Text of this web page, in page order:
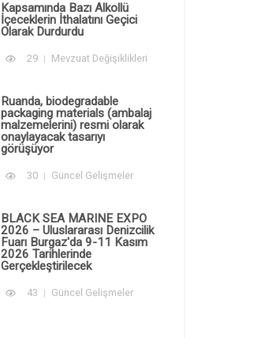
Kapsamında Bazı Alkollü
İçeceklerin İthalatını Geçici
Olarak Durdurdu
29 Mevzuat Değişiklikleri
Ruanda, biodegradable
packaging materials (ambalaj
malzemelerini) resmi olarak
onaylayacak tasarıyı
görüşüyor
30 Güncel Gelişmeler
BLACK SEA MARINE EXPO
2026 – Uluslararası Denizcilik
Fuarı Burgaz'da 9-11 Kasım
2026 Tarihlerinde
Gerçekleştirilecek
43 Güncel Gelişmeler